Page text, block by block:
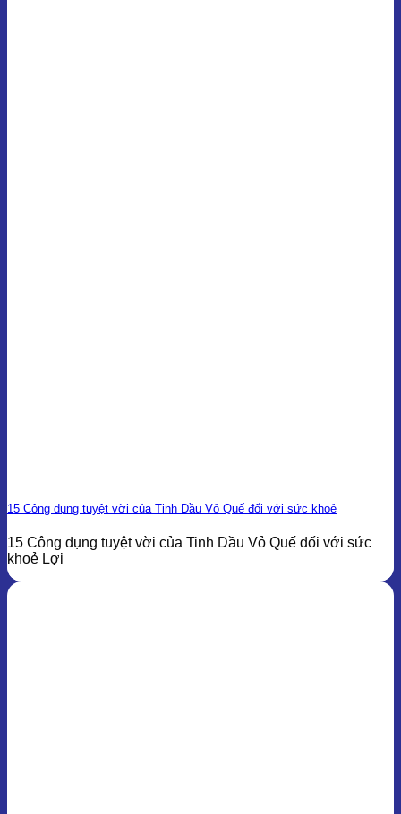
15 Công dụng tuyệt vời của Tinh Dầu Vỏ Quế đối với sức khoẻ
15 Công dụng tuyệt vời của Tinh Dầu Vỏ Quế đối với sức
khoẻ Lợi